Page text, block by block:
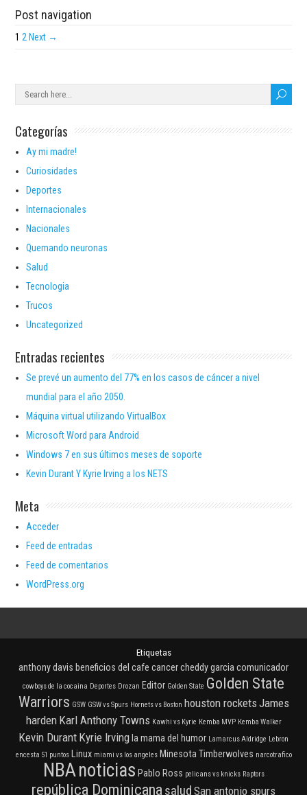
Post navigation
1 2 Next →
Categorías
Ay mi madre!
Curiosidades
Deportes
Internacionales
Nacionales
Quemando neuronas
Salud
Tecnologia
Trucos
Uncategorized
Entradas recientes
Se prevé un aumento del 77% en los casos de cáncer a nivel
mundial para el año 2050.
Máquina virtual utilizando VirtualBox
Microsoft Word para Android
Windows 7 en sus últimos meses de soporte
Kevin Durant Y Kyrie Irving a los NETS
Meta
Acceder
Feed de entradas
Feed de comentarios
WordPress.org
Etiquetas
anthony davis beneficios del cafe cancercheddy garciacomunicador
cowboys de la cocaina Deportes Drozan Editor Golden State Golden State
Warriors GSW GSW vs Spurs Hornets vs Boston houston rockets James
harden Karl Anthony Towns Kawhi vs Kyrie Kemba MVP Kemba Walker
Kevin Durant Kyrie Irving la mama del humor Lamarcus Aldridge Lebron
encesta 51 puntos Linux miami vs los angeles Minesota Timberwolves narcotrafico
NBAnoticias Pablo Ross pelicans vs knicks Raptors
república Dominicana salud San antonio spurs